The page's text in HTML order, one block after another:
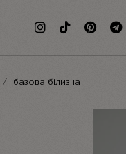
базова білизна